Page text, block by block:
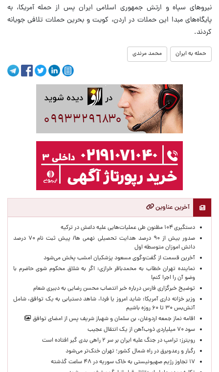
نیروهای سپاه و ارتش جمهوری اسلامی ایران پس از حمله آمریکا، به
پایگاه‌های مبدا این حملات در اردن، کویت و بحرین حملات تلافی جویانه
کردند.
حمله به ایران محمد مرندی
آخرین عناوین
دستگیری ۱۰۴ مظنون طی عملیات‌هایی علیه داعش در ترکیه
صدور بیش از ۹۰ درصد هدایت تحصیلی نهمی ها/ پیش ثبت نام ۷۰ درصد
دانش اموزان متوسطه اول
آخرین قسمت از گفت‌وگوی مسعود پزشکیان امشب پخش می‌شود
نماینده تهران خطاب به محمدباقر خرازی: اگر به شلاق محکوم شوی حاضرم با
وضو آن را اجرا کنم!
توضیح خبرگزاری فارس درباره خبر انتصاب محسن رضایی به دبیری شعام
وزیر خزانه داری آمریکا: شاید امروز یا فردا، شاهد دستیابی به یک توافق، شامل
آتش‌بس ۳۰ تا ۶۰ روزه باشیم
اقامه نماز جمعه اردوغان، بن ‌سلمان و شهباز شریف پس از امضای توافق
سود ۷۰ میلیاردی ذوب‌آهن از یک انتقال عجیب
رویترز: ترامپ در جنگ علیه ایران بر سر ۲ راهی بدی گیر افتاده است
رگبار و رعدوبرق در راه شمال کشور؛ تهران خنک‌تر می‌شود
۱۷ تجاوز رژیم صهیونیستی به خاک سوریه در ۴۸ ساعت گذشته